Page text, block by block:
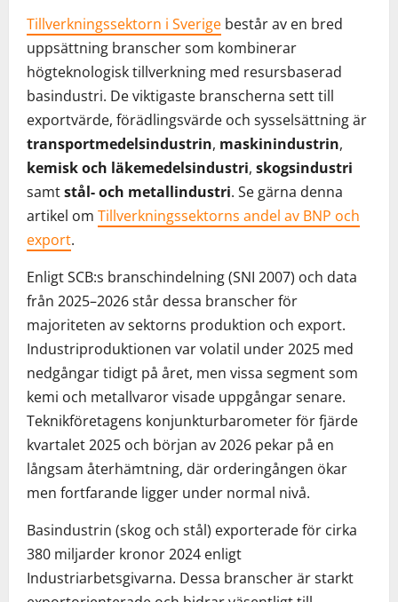
Tillverkningssektorn i Sverige består av en bred
uppsättning branscher som kombinerar
högteknologisk tillverkning med resursbaserad
basindustri. De viktigaste branscherna sett till
exportvärde, förädlingsvärde och sysselsättning är
transportmedelsindustrin, maskinindustrin,
kemisk och läkemedelsindustri, skogsindustri
samtstål- och metallindustri. Se gärna denna
artikel om Tillverkningssektorns andel av BNP och
export.
Enligt SCB:s branschindelning (SNI 2007) och data
från 2025–2026 står dessa branscher för
majoriteten av sektorns produktion och export.
Industriproduktionen var volatil under 2025 med
nedgångar tidigt på året, men vissa segment som
kemi och metallvaror visade uppgångar senare.
Teknikföretagens konjunkturbarometer för fjärde
kvartalet 2025 och början av 2026 pekar på en
långsam återhämtning, där orderingången ökar
men fortfarande ligger under normal nivå.
Basindustrin (skog och stål) exporterade för cirka
380 miljarder kronor 2024 enligt
Industriarbetsgivarna. Dessa branscher är starkt